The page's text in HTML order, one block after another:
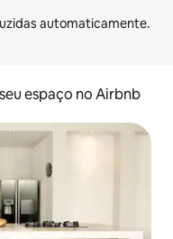
espaço no Airbnb